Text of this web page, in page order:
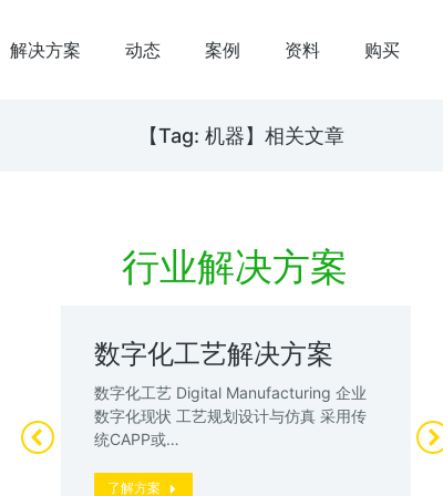
解决方案 动态 案例 资料 购买
【Tag: 机器】相关文章
行业解决方案
数字化工艺解决方案
数字化工艺 Digital Manufacturing 企业
数字化现状 工艺规划设计与仿真 采用传
统CAPP或…
了解方案